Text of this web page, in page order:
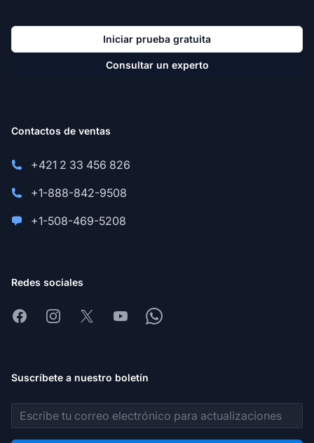
Iniciar prueba gratuita
Consultar un experto
Contactos de ventas
+421 2 33 456 826
+1-888-842-9508
+1-508-469-5208
Redes sociales
FacebookInstagram
X YoutubeWhatsapp
Suscríbete a nuestro boletín
Dirección de correo electrónico